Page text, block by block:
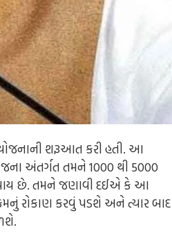
યોજનાની શરૂઆત કરી હતી. આ
અંતર્ગત તમને 1000 થી 5000
થાય છે. તમને જણાવી દઈએ કે આ
રોકાણ કરવું પડશે અને ત્યાર બાદ